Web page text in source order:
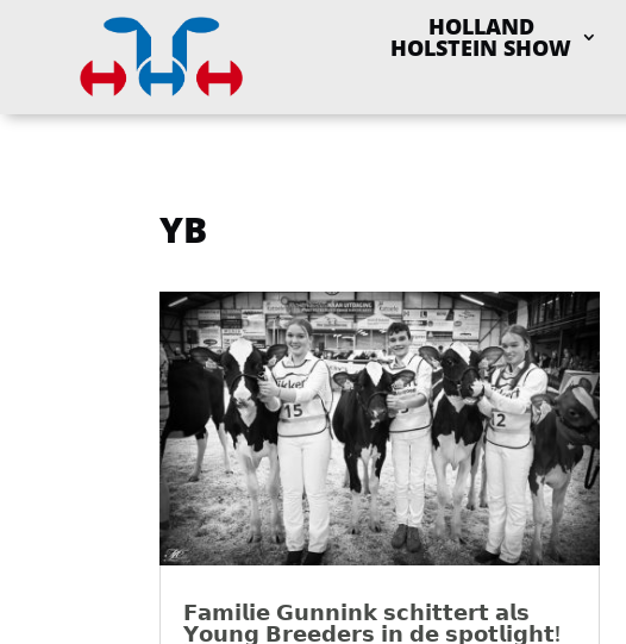
HOLLAND
HOLSTEIN SHOW
YB
𝗙𝗮𝗺𝗶𝗹𝗶𝗲 𝗚𝘂𝗻𝗻𝗶𝗻𝗸 𝘀𝗰𝗵𝗶𝘁𝘁𝗲𝗿𝘁 𝗮𝗹𝘀
𝗬𝗼𝘂𝗻𝗴 𝗕𝗿𝗲𝗲𝗱𝗲𝗿𝘀 𝗶𝗻 𝗱𝗲 𝘀𝗽𝗼𝘁𝗹𝗶𝗴𝗵𝘁!